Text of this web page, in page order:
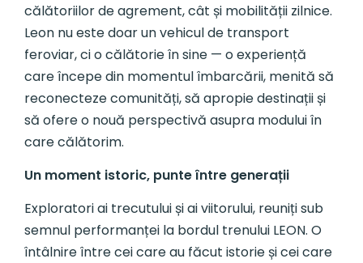
călătoriilor de agrement, cât și mobilității zilnice.
Leon nu este doar un vehicul de transport
feroviar, ci o călătorie în sine — o experiență
care începe din momentul îmbarcării, menită să
reconecteze comunități, să apropie destinații și
să ofere o nouă perspectivă asupra modului în
care călătorim.
Un moment istoric, punte între generații
Exploratori ai trecutului și ai viitorului, reuniți sub
semnul performanței la bordul trenului LEON. O
întâlnire între cei care au făcut istorie și cei care